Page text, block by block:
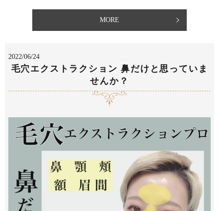
MORE
2022/06/24
毛穴エクストラクション 鼻だけと思っていま
せんか？